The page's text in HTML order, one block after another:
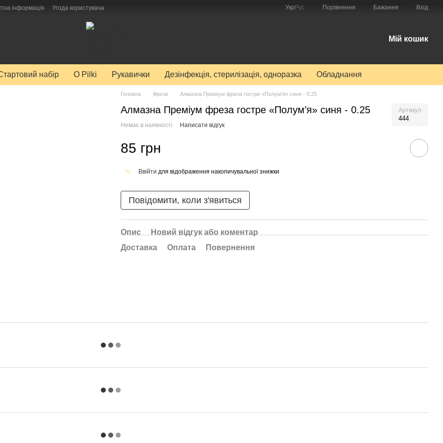
інформація Угода користувача Укр Рус Порівняння Бажання Вхід
Мій кошик
набір O Pilki Рукавички Дезінфекція, стерилізація, одноразка Обладнання
Головна Фрези Алмазна Преміум фреза гостре «Полум’я» синя - 0.25
Алмазна Преміум фреза гостре «Полум’я» синя - 0.25 Артикул
444
Немає в наявності Написати відгук
85 грн
% Ввійти для відображення накопичувальної знижки
Повідомити, коли з'явиться
Опис
Новий відгук або коментар
Доставка
Оплата Повернення